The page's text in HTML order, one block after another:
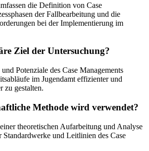
die Definition von Case
der Fallbearbeitung und die
bei der Implementierung im
Ziel der Untersuchung?
Potenziale des Case Managements
im Jugendamt effizienter und
zu gestalten.
Methode wird verwendet?
theoretischen Aufarbeitung und Analyse
Standardwerke und Leitlinien des Case